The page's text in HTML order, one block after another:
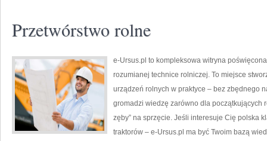
Przetwórstwo rolne
e-Ursus.pl to kompleksowa witryna
rozumianej technice rolniczej. To miejsce
urządzeń rolnych w praktyce – bez zbędnego
gromadzi wiedzę zarówno dla początkujących
zęby” na sprzęcie. Jeśli interesuje Cię polska
traktorów – e-Ursus.pl ma być Twoim bazą